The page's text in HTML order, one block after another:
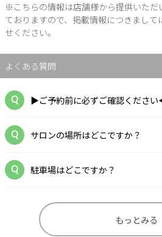
※こちらの情報は店舗様から提供いただ
ておりますので、掲載情報につきまし
せください。
よくある質問
▶ご予約前に必ずご確認くださ
サロンの場所はどこですか？
駐車場はどこですか？
もっとみる